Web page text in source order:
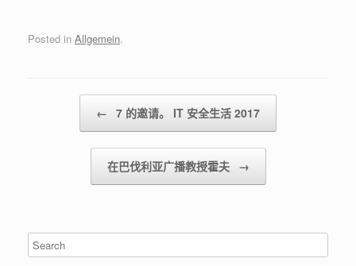
Posted in Allgemein.
← 7 的邀请。 IT 安全生活 2017
在巴伐利亚广播教授霍夫 →